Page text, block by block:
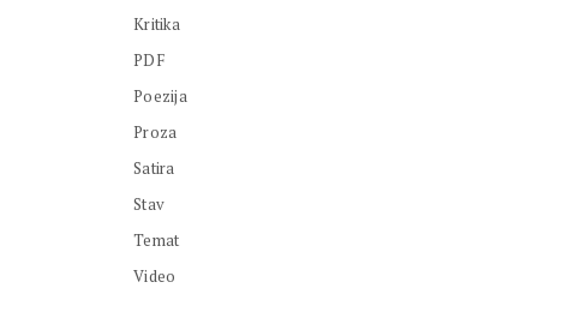
Kritika
PDF
Poezija
Proza
Satira
Stav
Temat
Video